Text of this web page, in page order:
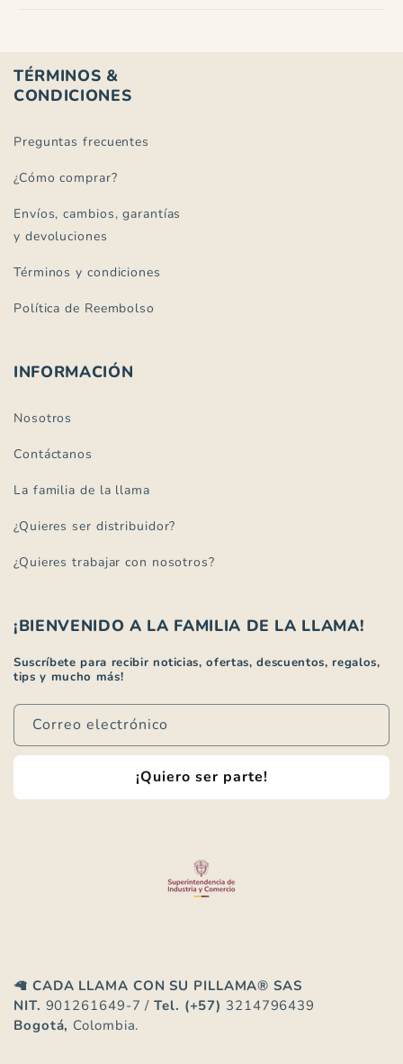
TÉRMINOS &
CONDICIONES
Preguntas frecuentes
¿Cómo comprar?
Envíos, cambios, garantías
y devoluciones
Términos y condiciones
Política de Reembolso
INFORMACIÓN
Nosotros
Contáctanos
La familia de la llama
¿Quieres ser distribuidor?
¿Quieres trabajar con nosotros?
¡BIENVENIDO A LA FAMILIA DE LA LLAMA!
Suscríbete para recibir noticias, ofertas, descuentos, regalos,
tips y mucho más!
Correo electrónico
¡Quiero ser parte!
🦙 CADA LLAMA CON SU PILLAMA® SAS
NIT. 901261649-7 /Tel. (+57) 3214796439
Bogotá, Colombia.